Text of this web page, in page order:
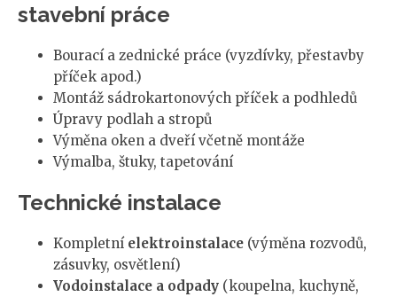
stavební práce
Bourací a zednické práce (vyzdívky, přestavby
příček apod.)
Montáž sádrokartonových příček a podhledů
Úpravy podlah a stropů
Výměna oken a dveří včetně montáže
Výmalba, štuky, tapetování
Technické instalace
Kompletní elektroinstalace (výměna rozvodů,
zásuvky, osvětlení)
Vodoinstalace a odpady (koupelna, kuchyně,